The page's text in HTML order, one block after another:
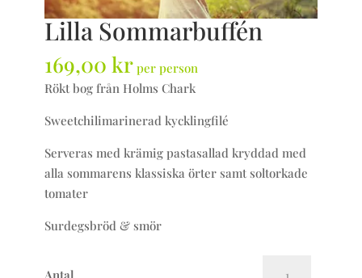
Lilla Sommarbuffén
169,00 krper person
Rökt bog från Holms Chark
Sweetchilimarinerad kycklingfilé
Serveras med krämig pastasallad kryddad med
alla sommarens klassiska örter samt soltorkade
tomater
Surdegsbröd & smör